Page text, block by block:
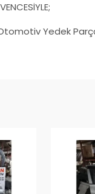
Yedek